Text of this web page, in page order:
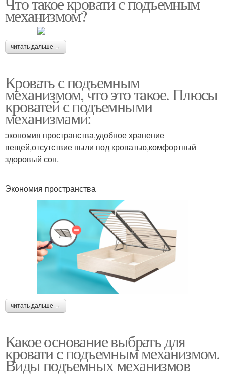
механизмом?
читать дальше →
Кровать с подъемным
механизмом, что это такое. Плюсы
кроватей с подъемными
механизмами:
экономия пространства,удобное хранение
вещей,отсутствие пыли под кроватью,комфортный
здоровый сон.
Экономия пространства
читать дальше →
Какое основание выбрать для
кровати с подъемным механизмом.
Виды подъемных механизмов